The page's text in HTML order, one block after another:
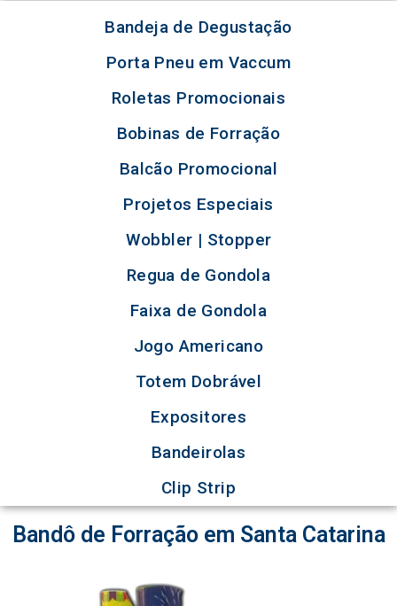
Bandeja de Degustação
Porta Pneu em Vaccum
Roletas Promocionais
Bobinas de Forração
Balcão Promocional
Projetos Especiais
Wobbler | Stopper
Regua de Gondola
Faixa de Gondola
Jogo Americano
Totem Dobrável
Expositores
Bandeirolas
Clip Strip
Bandô de Forração em Santa Catarina